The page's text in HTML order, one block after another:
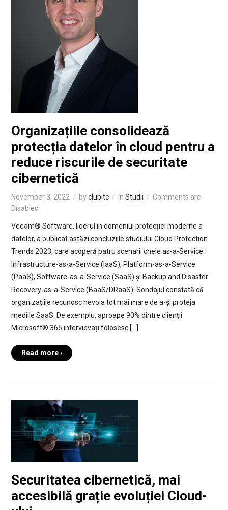
Organizațiile consolidează
protecția datelor în cloud pentru a
reduce riscurile de securitate
cibernetică
November 3, 2022 byclubitc in Studii
Comments are
Disabled
Veeam® Software, liderul in domeniul protecției moderne a
datelor, a publicat astăzi concluziile studiului Cloud Protection
Trends 2023, care acoperă patru scenarii cheie as-a-Service:
Infrastructure-as-a-Service (IaaS), Platform-as-a-Service
(PaaS), Software-as-a-Service (SaaS) și Backup and Disaster
Recovery-as-a-Service (BaaS/DRaaS). Sondajul constată că
organizațiile recunosc nevoia tot mai mare de a-și proteja
mediile SaaS. De exemplu, aproape 90% dintre clienții
Microsoft® 365 intervievați folosesc […]
Read more ›
Securitatea cibernetică, mai
accesibilă grație evoluției Cloud-